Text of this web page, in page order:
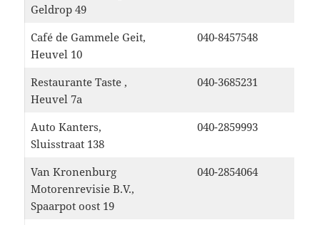
Geldrop 49
Café de Gammele Geit,
Heuvel 10
040-8457548
Restaurante Taste ,
Heuvel 7a
040-3685231
Auto Kanters,
Sluisstraat 138
040-2859993
Van Kronenburg
Motorenrevisie B.V.,
Spaarpot oost 19
040-2854064